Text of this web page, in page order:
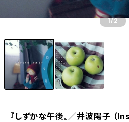
1 /2
『しずかな午後』／井波陽子 （